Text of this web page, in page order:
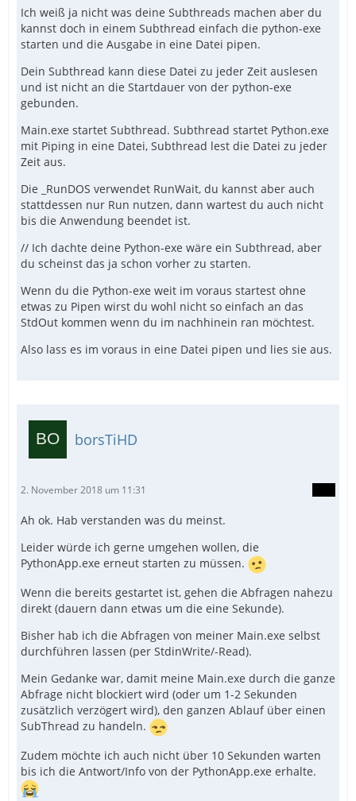
Ich weiß ja nicht was deine Subthreads machen aber du
kannst doch in einem Subthread einfach die python-exe
starten und die Ausgabe in eine Datei pipen.
Dein Subthread kann diese Datei zu jeder Zeit auslesen
und ist nicht an die Startdauer von der python-exe
gebunden.
Main.exe startet Subthread. Subthread startet Python.exe
mit Piping in eine Datei, Subthread lest die Datei zu jeder
Zeit aus.
Die _RunDOS verwendet RunWait, du kannst aber auch
stattdessen nur Run nutzen, dann wartest du auch nicht
bis die Anwendung beendet ist.
// Ich dachte deine Python-exe wäre ein Subthread, aber
du scheinst das ja schon vorher zu starten.
Wenn du die Python-exe weit im voraus startest ohne
etwas zu Pipen wirst du wohl nicht so einfach an das
StdOut kommen wenn du im nachhinein ran möchtest.
Also lass es im voraus in eine Datei pipen und lies sie aus.
borsTiHD
2. November 2018 um 11:31
Ah ok. Hab verstanden was du meinst.
Leider würde ich gerne umgehen wollen, die
PythonApp.exe erneut starten zu müssen.
Wenn die bereits gestartet ist, gehen die Abfragen nahezu
direkt (dauern dann etwas um die eine Sekunde).
Bisher hab ich die Abfragen von meiner Main.exe selbst
durchführen lassen (per StdinWrite/-Read).
Mein Gedanke war, damit meine Main.exe durch die ganze
Abfrage nicht blockiert wird (oder um 1-2 Sekunden
zusätzlich verzögert wird), den ganzen Ablauf über einen
SubThread zu handeln.
Zudem möchte ich auch nicht über 10 Sekunden warten
bis ich die Antwort/Info von der PythonApp.exe erhalte.